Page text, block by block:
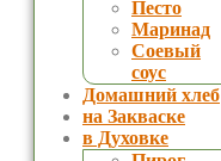
Песто
Маринад
Соевый
соус
Домашний хлеб
на Закваске
в Духовке